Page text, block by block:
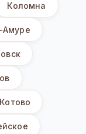
Коломна
Амуре
Котово